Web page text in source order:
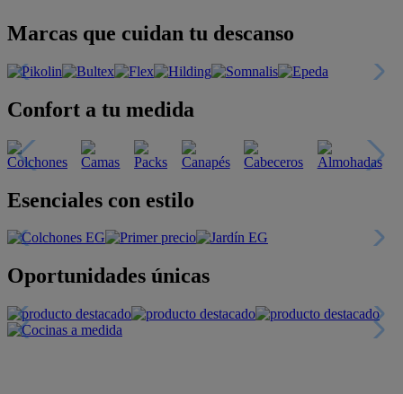
Marcas que cuidan tu descanso
Confort a tu medida
Esenciales con estilo
Oportunidades únicas